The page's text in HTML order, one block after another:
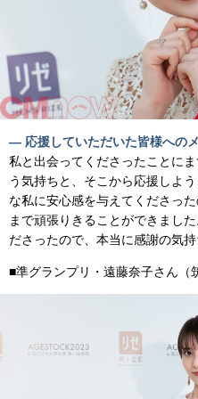
— 応援していただいた皆様へのメ
私と出会ってくださったことに
う気持ちと、そこから応援しよ
な私に安心感を与えてくださっ
まで頑張りきることができまし
ださったので、本当に感謝の気持
■準グランプリ・遠藤奈子さん（